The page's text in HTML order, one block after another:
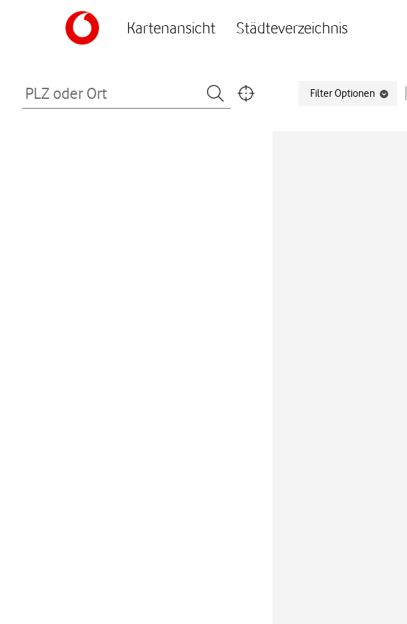
Kartenansicht Städteverzeichnis
PLZ oder Ort Submit a search.
Meinen Standort verwenden.Display filters.
Filter Optionen